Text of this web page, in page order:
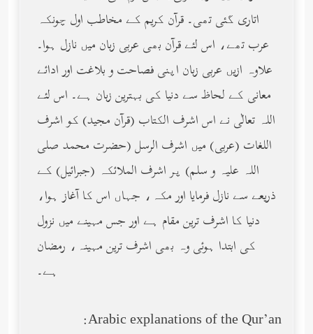
اتاری گئی تھی۔ قرآن کریم کے مخاطب اول چونکہ
عرب تھے، اس لئے قرآن بھی عربی زبان میں نازل ہوا۔
علاوہ ازیں عربی زبان اپنی فصاحت و بلاغت اور ادائے
معانی کے لحاظ سے دنیا کی بہترین زبان ہے۔ اس لئے
اللہ تعالٰی نے اس اشرف الکتاب (قرآن مجید) کو اشرف
اللغات (عربی) میں اشرف الرسل (حضرت محمد صلی
اللہ علیہ و سلم) پر اشرف الملائکہ (جبرائیل) کے
ذریعے سے نازل فرمایا اور مکہ، جہاں اس کا آغاز ہوا،
دنیا کا اشرف ترین مقام ہے اور جس مہینے میں نزول
کی ابتدا ہوئی وہ بھی اشرف ترین مہینہ، رمضان
ہے۔
Arabic explanations of the Qur’an: